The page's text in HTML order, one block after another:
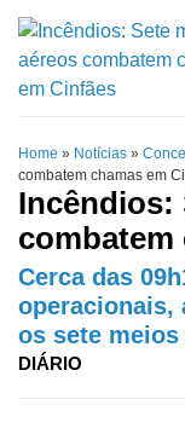
Home » Notícias »
combatem chamas em
Incêndios:
combatem
Cerca das
operacionais,
os sete meios
DIÁRIO